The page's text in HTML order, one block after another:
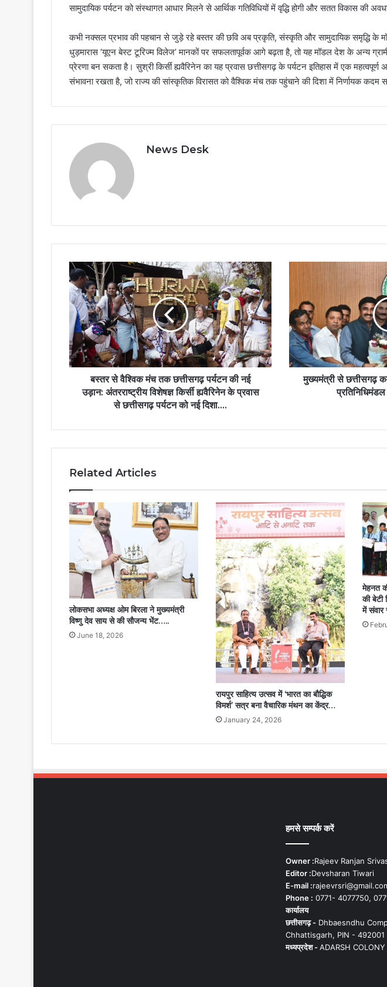
सामुदायिक पर्यटन को संस्थागत आधार मिलने से आर्थिक गतिविधियों में वृद्धि होगी और सतत विकास की
कभी नक्सल प्रभाव की पहचान से जुड़े रहे बस्तर की छवि अब प्रकृति, संस्कृति और सामुदायिक समृद्धि के
धुड़मारास ‘यूएन बेस्ट टूरिज्म विलेज’ मानकों पर सफलतापूर्वक आगे बढ़ता है, तो यह मॉडल देश के अन्य
प्रेरणा बन सकता है। सुश्री किर्सी ह्यवैरिनेन का यह प्रवास छत्तीसगढ़ के पर्यटन इतिहास में एक महत्वपूर्ण
संभावना रखता है, जो राज्य की सांस्कृतिक विरासत को वैश्विक मंच तक पहुंचाने की दिशा में निर्णायक कदम
News Desk
बस्तर
से
वैश्विक
मंच
तक
छत्तीसगढ़
पर्यटन
की
नई
अंतरराष्ट्रीय
ह्यवैरिनेन
छत्तीसगढ़
पर्यटन
को
नई
दिशा….
बस्तर से वैश्विक मंच तक छत्तीसगढ़ पर्यटन की नई
उड़ान: अंतरराष्ट्रीय विशेषज्ञ किर्सी ह्यवैरिनेन के प्रवास
से छत्तीसगढ़ पर्यटन को नई दिशा….
छत्तीसगढ़
कर्मचारी
अधिकारी
फेडरेशन
के
प्रतिनिधिमंडल
ने
मुख्यमंत्री से छत्तीसगढ़
Related Articles
लोकसभा अध्यक्ष ओम बिरला ने मुख्यमंत्री
विष्णु देव साय से की सौजन्य भेंट…..
June 18, 2026
रायपुर साहित्य उत्सव में ‘भारत का बौद्धिक
विमर्श’ सत्र बना वैचारिक मंथन का केंद्र…
January 24, 2026
मेहनत
की
में संवार
हमसे सम्पर्क करें
Owner :Rajeev Ranjan
Editor :Devsharan Tiwari
E-mail :
Phone : 0771- 4077750,
कार्यालय
छत्तीसगढ़ -Dhbaesndhu
Chhattisgarh, PIN - 492001
मध्यप्रदेश -ADARSH